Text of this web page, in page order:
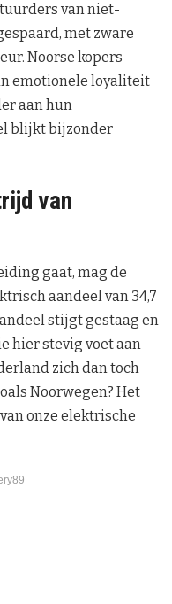
van niet-
met zware
Noorse kopers
emotionele loyaliteit
aan hun
blijkt bijzonder
van
gaat, mag de
aandeel van 34,7
stijgt gestaag en
hier stevig voet aan
zich dan toch
Noorwegen? Het
onze elektrische